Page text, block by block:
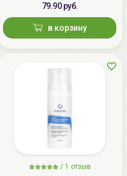
79.90 руб.
в корзину
/ 1 отзыв